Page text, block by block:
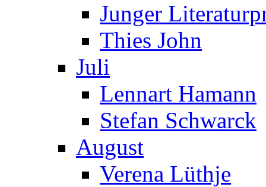
Junger
Thies John
Juli
Lennart Hamann
Stefan Schwarck
August
Verena Lüthje